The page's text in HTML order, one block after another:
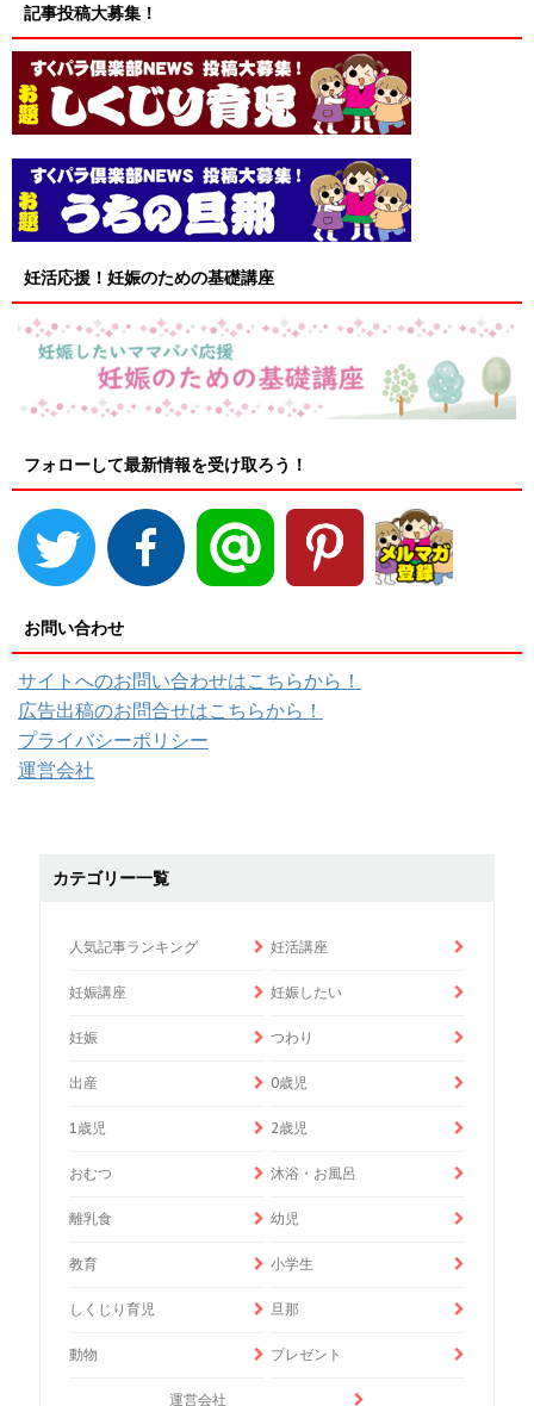
記事投稿大募集！
妊活応援！妊娠のための基礎講座
フォローして最新情報を受け取ろう！
お問い合わせ
サイトへのお問い合わせはこちらから！
広告出稿のお問合せはこちらから！
プライバシーポリシー
運営会社
カテゴリー一覧
人気記事ランキング 妊活講座
妊娠講座 妊娠したい
妊娠 つわり
出産 0歳児
1歳児 2歳児
おむつ 沐浴・お風呂
離乳食 幼児
教育 小学生
しくじり育児 旦那
動物 プレゼント
運営会社